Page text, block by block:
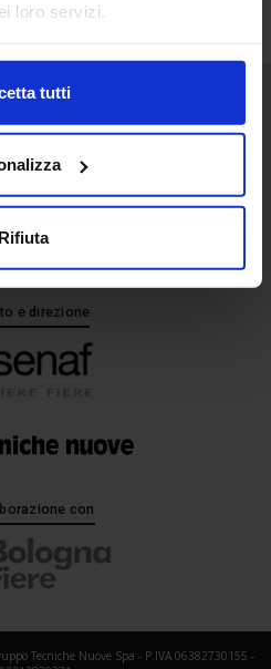
loro servizi.
tutti
Rifiuta
srl
051.325511
e direzione
con
Tecniche Nuove Spa - P.IVA 06382730155 -